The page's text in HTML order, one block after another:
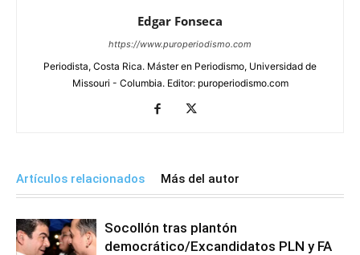
Edgar Fonseca
https://www.puroperiodismo.com
Periodista, Costa Rica. Máster en Periodismo, Universidad de
Missouri - Columbia. Editor: puroperiodismo.com
Artículos relacionados Más del autor
Socollón tras plantón
democrático/Excandidatos PLN y FA